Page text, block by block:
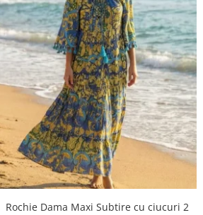
Rochie Dama Maxi Subtire cu ciucuri 2